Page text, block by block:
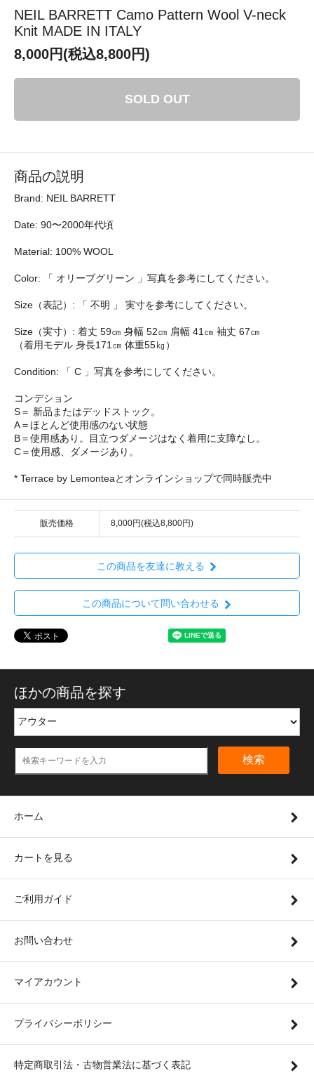
NEIL BARRETT Camo Pattern Wool V-neck
Knit MADE IN ITALY
8,000円(税込8,800円)
SOLD OUT
商品の説明
Brand: NEIL BARRETT
Date: 90〜2000年代頃
Material: 100% WOOL
Color: 「 オリーブグリーン 」写真を参考にしてください。
Size（表記）: 「 不明 」 実寸を参考にしてください。
Size（実寸）: 着丈 59㎝ 身幅 52㎝ 肩幅 41㎝ 袖丈 67㎝
（着用モデル 身長171㎝ 体重55㎏）
Condition: 「 C 」写真を参考にしてください。
コンデション
S＝ 新品またはデッドストック。
A＝ほとんど使用感のない状態
B＝使用感あり。目立つダメージはなく着用に支障なし。
C＝使用感、ダメージあり。
* Terrace by Lemonteaとオンラインショップで同時販売中
販売価格 8,000円(税込8,800円)
この商品を友達に教える
この商品について問い合わせる
ほかの商品を探す
検索
ホーム
カートを見る
ご利用ガイド
お問い合わせ
マイアカウント
プライバシーポリシー
特定商取引法・古物営業法に基づく表記